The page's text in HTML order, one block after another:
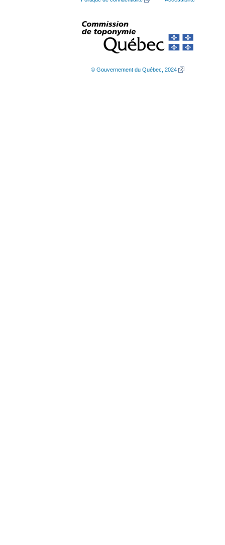
© Gouvernement du Québec, 2024